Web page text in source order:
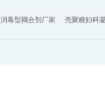
消毒型耦合剂厂家 壳聚糖妇科